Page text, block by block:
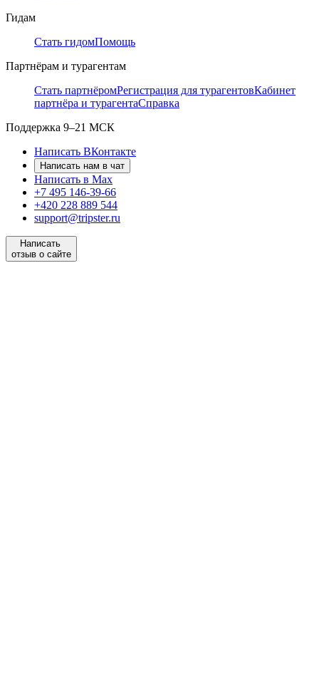
Гидам
Стать гидомПомощь
Партнёрам и турагентам
Стать партнёромРегистрация для турагентовКабинет
партнёра и турагентаСправка
Поддержка 9–21 МСК
Написать ВКонтакте
Написать нам в чат
Написать в Max
+7 495 146-39-66
+420 228 889 544
support@tripster.ru
Написать
отзыв о сайте